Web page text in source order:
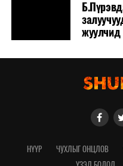
жуулчид
НҮҮР ЧУХЛЫГ ОНЦЛОВ